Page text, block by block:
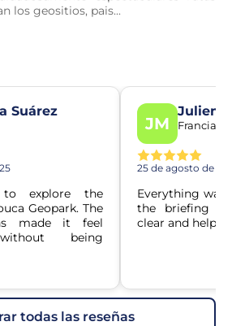
los geositios, pais...
Suárez
explore the
Geopark. The
made it feel
being
JM
Julien
Francia
25 de agosto de
Everything was
the briefing
clear and
todas las reseñas